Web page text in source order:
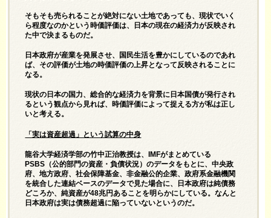
そもそも売られることが絶対にない土地であっても、現状でいく
ら程度なのかという時価評価は、日本の現在の経済力が反映され
た中で決まるものだ。
日本政府が産業を発展させ、国民生活を豊かにしているのであれ
ば、その評価が土地の時価評価の上昇となって反映されることに
なる。
現状の日本の国力、総合的な経済力を背景に日本国債が発行され
るという観点から見れば、時価評価によって捉える方が私は正し
いと考える。
「実は資産超過」という試算の中身
龍谷大学経済学部の竹中正治教授は、IMFがまとめている
PSBS（公的部門の資産・負債状況）のデータをもとに、中央政
府、地方政府、社会保障基金、非金融公的企業、政府系金融機関
を統合した連結ベースのデータで見た場合に、日本政府は純債務
どころか、純資産が48兆円あることを明らかにしている。なんと
日本政府は実は債務超過に陥っていないというのだ。